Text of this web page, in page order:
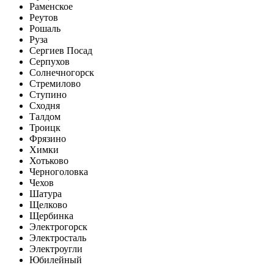
Раменское
Реутов
Рошаль
Руза
Сергиев Посад
Серпухов
Солнечногорск
Стремилово
Ступино
Сходня
Талдом
Троицк
Фрязино
Химки
Хотьково
Черноголовка
Чехов
Шатура
Щелково
Щербинка
Электрогорск
Электросталь
Электроугли
Юбилейный